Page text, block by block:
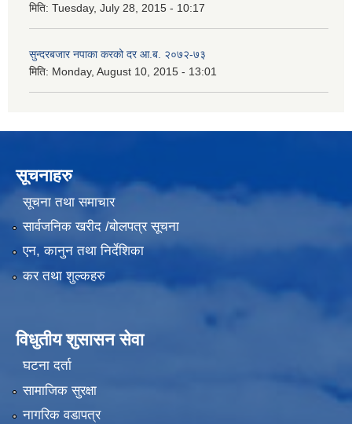
मिति: Tuesday, July 28, 2015 - 10:17
सुन्दरबजार नपाका करको दर आ.ब. २०७२-७३
मिति: Monday, August 10, 2015 - 13:01
सूचनाहरु
सूचना तथा समाचार
सार्वजनिक खरीद /बोलपत्र सूचना
एन, कानुन तथा निर्देशिका
कर तथा शुल्कहरु
विधुतीय शुसासन सेवा
घटना दर्ता
सामाजिक सुरक्षा
नागरिक वडापत्र